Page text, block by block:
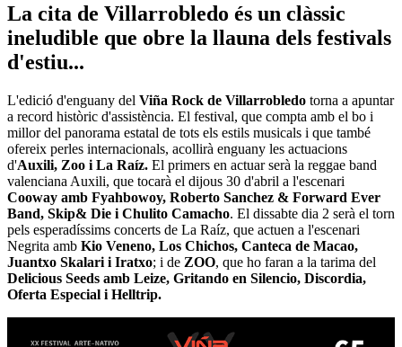
La cita de Villarrobledo és un clàssic
ineludible que obre la llauna dels festivals
d'estiu...
L'edició d'enguany del Viña Rock de Villarrobledo torna a apuntar
a record històric d'assistència. El festival, que compta amb el bo i
millor del panorama estatal de tots els estils musicals i que també
ofereix perles internacionals, acollirà enguany les actuacions
d'Auxili, Zoo i La Raíz. El primers en actuar serà la reggae band
valenciana Auxili, que tocarà el dijous 30 d'abril a l'escenari
Cooway amb Fyahbowoy, Roberto Sanchez & Forward Ever
Band, Skip& Die i Chulito Camacho. El dissabte dia 2 serà el torn
pels esperadíssims concerts de La Raíz, que actuen a l'escenari
Negrita amb Kio Veneno, Los Chichos, Canteca de Macao,
Juantxo Skalari i Iratxo; i de ZOO, que ho faran a la tarima del
Delicious Seeds amb Leize, Gritando en Silencio, Discordia,
Oferta Especial i Helltrip.